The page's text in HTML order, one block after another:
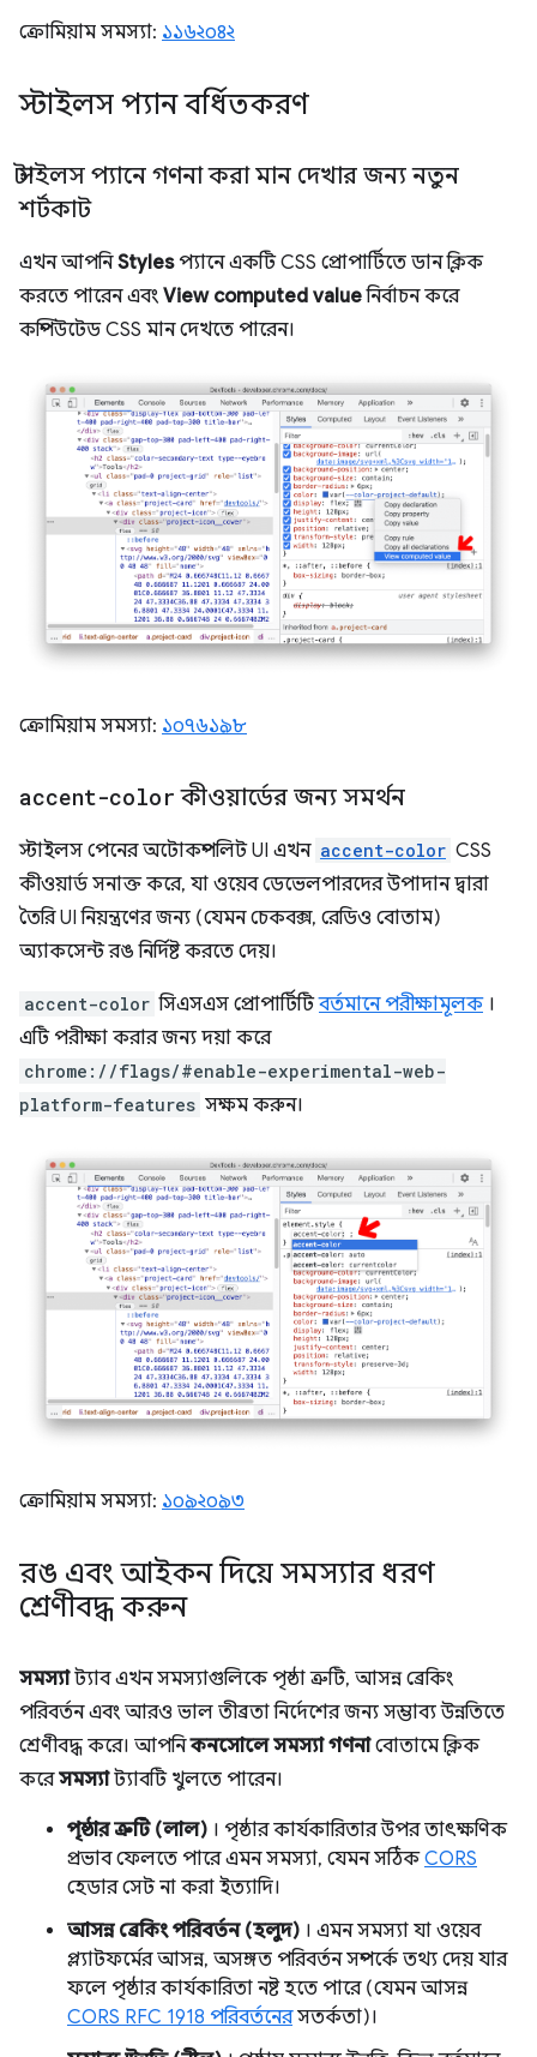
ক্রোমিয়াম সমস্যা: ১১৬২০৪২
স্টাইলস প্যান বর্ধিতকরণ
স্টাইলস প্যানে গণনা করা মান দেখার জন্য নতুন
শর্টকাট
এখন আপনিStylesপ্যানে একটি CSS প্রোপার্টিতে ডান ক্লিক
করতে পারেন এবং View computed valueনির্বাচন করে
কম্পিউটেড CSS মান দেখতে পারেন।
ক্রোমিয়াম সমস্যা: ১০৭৬১৯৮
accent-color কীওয়ার্ডের জন্য সমর্থন
স্টাইলস পেনের অটোকম্পলিট UI এখন accent-color CSS
কীওয়ার্ড সনাক্ত করে, যা ওয়েব ডেভেলপারদের উপাদান দ্বারা
তৈরি UI নিয়ন্ত্রণের জন্য (যেমন চেকবক্স, রেডিও বোতাম)
অ্যাকসেন্ট রঙ নির্দিষ্ট করতে দেয়।
accent-color সিএসএস প্রোপার্টিটিবর্তমানে পরীক্ষামূলক।
এটি পরীক্ষা করার জন্য দয়া করে
chrome://flags/#enable-experimental-web-
platform-features সক্ষম করুন।
ক্রোমিয়াম সমস্যা: ১০৯২০৯৩
রঙ এবং আইকন দিয়ে সমস্যার ধরণ
শ্রেণীবদ্ধ করুন
সমস্যাট্যাব এখন সমস্যাগুলিকে পৃষ্ঠা ত্রুটি, আসন্ন ব্রেকিং
পরিবর্তন এবং আরও ভাল তীব্রতা নির্দেশের জন্য সম্ভাব্য উন্নতিতে
শ্রেণীবদ্ধ করে। আপনিকনসোলে সমস্যা গণনাবোতামে ক্লিক
করেসমস্যাট্যাবটি খুলতে পারেন।
পৃষ্ঠার ত্রুটি (লাল) । পৃষ্ঠার কার্যকারিতার উপর তাৎক্ষণিক
প্রভাব ফেলতে পারে এমন সমস্যা, যেমন সঠিকCORS
হেডার সেট না করা ইত্যাদি।
আসন্ন ব্রেকিং পরিবর্তন (হলুদ) । এমন সমস্যা যা ওয়েব
প্ল্যাটফর্মের আসন্ন, অসঙ্গত পরিবর্তন সম্পর্কে তথ্য দেয় যার
ফলে পৃষ্ঠার কার্যকারিতা নষ্ট হতে পারে (যেমন আসন্ন
CORS RFC 1918 পরিবর্তনেরসতর্কতা)।